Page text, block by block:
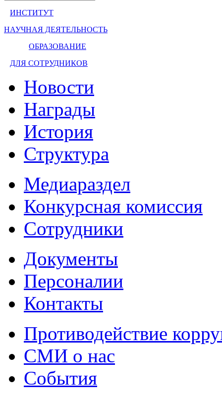
ИНСТИТУТ
НАУЧНАЯ ДЕЯТЕЛЬНОСТЬ
ОБРАЗОВАНИЕ
ДЛЯ СОТРУДНИКОВ
Новости
Награды
История
Структура
Медиараздел
Конкурсная комиссия
Сотрудники
Документы
Персоналии
Контакты
Противодействие
СМИ о нас
События